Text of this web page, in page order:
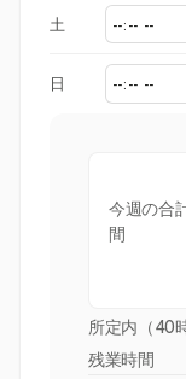
土
日
今週の合
間
所定内（40
残業時間